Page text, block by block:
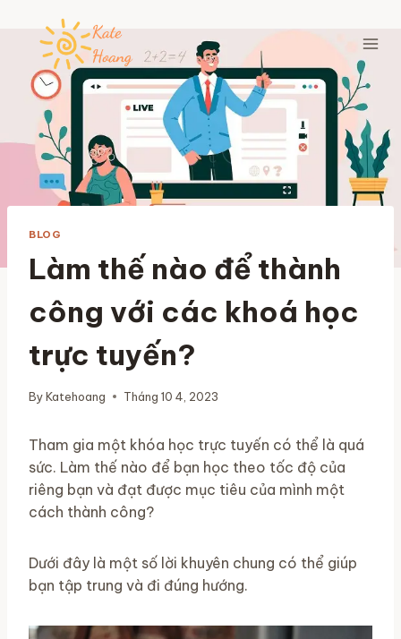
content
BLOG
Làm thế nào để thành
công với các khoá học
trực tuyến?
ByKatehoang Tháng 10 4, 2023
Tham gia một khóa học trực tuyến có thể là quá
sức. Làm thế nào để bạn học theo tốc độ của
riêng bạn và đạt được mục tiêu của mình một
cách thành công?
Dưới đây là một số lời khuyên chung có thể giúp
bạn tập trung và đi đúng hướng.